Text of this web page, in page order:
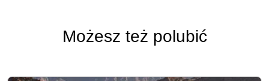
Możesz też polubić